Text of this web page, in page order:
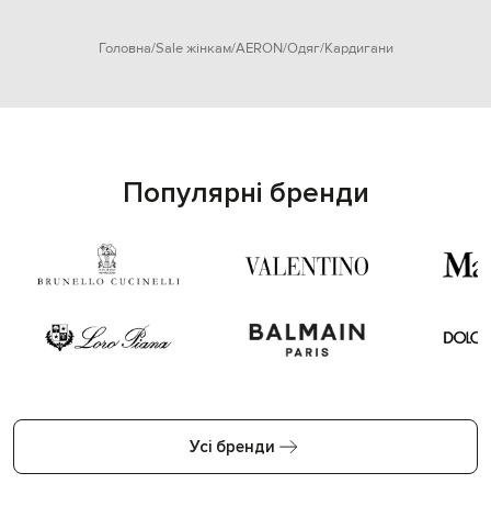
Головна Sale жінкам AERON Одяг Кардигани
Популярні бренди
Усі бренди